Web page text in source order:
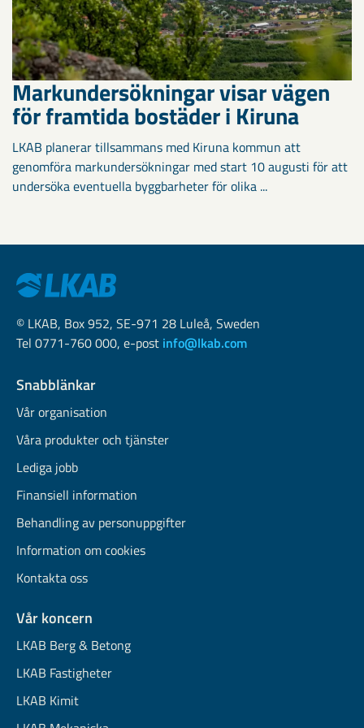
Markundersökningar visar vägen
för framtida bostäder i Kiruna
LKAB planerar tillsammans med Kiruna kommun att
genomföra markundersökningar med start 10 augusti för att
undersöka eventuella byggbarheter för olika ...
© LKAB, Box 952, SE-971 28 Luleå, Sweden
Tel 0771-760 000, e-post info@lkab.com
Snabblänkar
Vår organisation
Våra produkter och tjänster
Lediga jobb
Finansiell information
Behandling av personuppgifter
Information om cookies
Kontakta oss
Vår koncern
LKAB Berg & Betong
LKAB Fastigheter
LKAB Kimit